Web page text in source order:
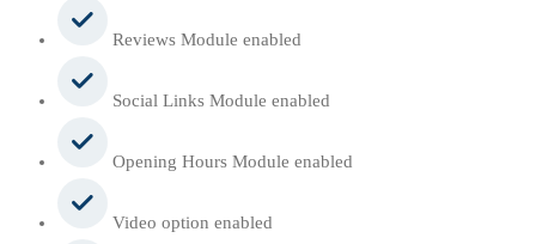
Reviews Module enabled
Social Links Module enabled
Opening Hours Module enabled
Video option enabled